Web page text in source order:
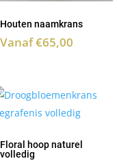
Houten naamkrans
Vanaf€65,00
Floral hoop naturel
volledig